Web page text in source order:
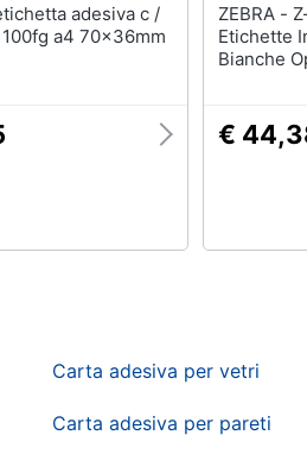
a4 70x36mm
ZEBRA - Z-select 2000t
Etichette
Bianche
€
Carta adesiva per vetri
Carta adesiva per pareti